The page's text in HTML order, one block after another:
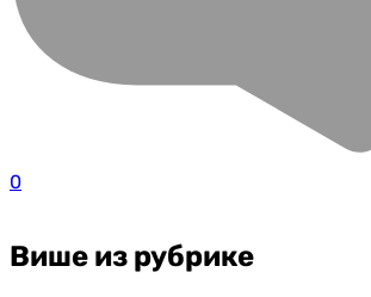
0
Више из рубрике